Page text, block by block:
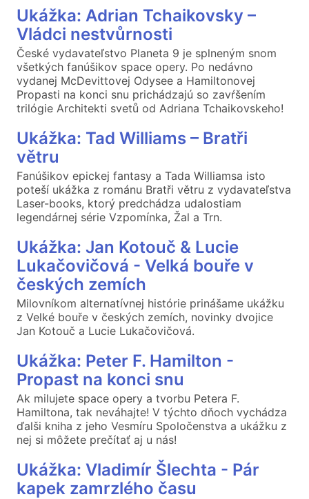
Ukážka: Adrian Tchaikovsky –
Vládci nestvůrnosti
České vydavateľstvo Planeta 9 je splneným snom
všetkých fanúšikov space opery. Po nedávno
vydanej McDevittovej Odysee a Hamiltonovej
Propasti na konci snu prichádzajú so zavŕšením
trilógie Architekti svetů od Adriana Tchaikovskeho!
Ukážka: Tad Williams – Bratři
větru
Fanúšikov epickej fantasy a Tada Williamsa isto
poteší ukážka z románu Bratři větru z vydavateľstva
Laser-books, ktorý predchádza udalostiam
legendárnej série Vzpomínka, Žal a Trn.
Ukážka: Jan Kotouč & Lucie
Lukačovičová - Velká bouře v
českých zemích
Milovníkom alternatívnej histórie prinášame ukážku
z Velké bouře v českých zemích, novinky dvojice
Jan Kotouč a Lucie Lukačovičová.
Ukážka: Peter F. Hamilton -
Propast na konci snu
Ak milujete space opery a tvorbu Petera F.
Hamiltona, tak neváhajte! V týchto dňoch vychádza
ďalši kniha z jeho Vesmíru Spoločenstva a ukážku z
nej si môžete prečítať aj u nás!
Ukážka: Vladimír Šlechta - Pár
kapek zamrzlého času